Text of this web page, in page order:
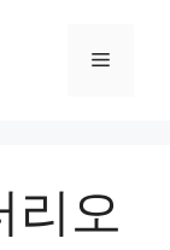
메
리오